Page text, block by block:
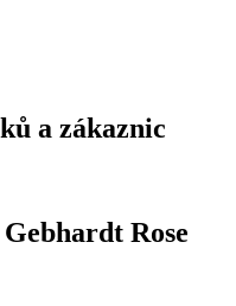
a zákaznic
Rose